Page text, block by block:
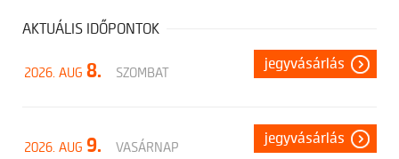
AKTUÁLIS IDŐPONTOK
2026. AUG 8. SZOMBAT
jegyvásárlás
2026. AUG 9. VASÁRNAP
jegyvásárlás